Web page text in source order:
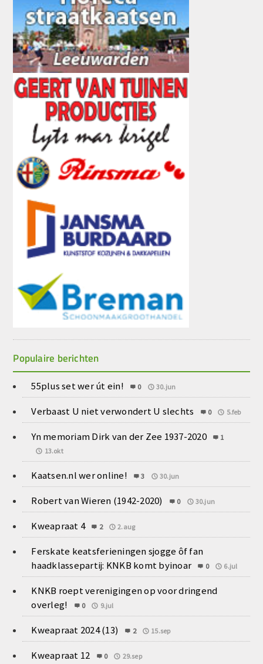
Populaire berichten
55plus set wer út ein! 0 30.jun
Verbaast U niet verwondert U slechts 0 5.feb
Yn memoriam Dirk van der Zee 1937-2020
1
13.okt
Kaatsen.nl wer online! 3 30.jun
Robert van Wieren (1942-2020) 0 30.jun
Kweapraat 4 2 2.aug
Ferskate keatsferieningen sjogge ôf fan
haadklassepartij: KNKB komt byinoar
0 6.jul
KNKB roept verenigingen op voor dringend
overleg!
0 9.jul
Kweapraat 2024 (13) 2 15.sep
Kweapraat 12 0 29.sep